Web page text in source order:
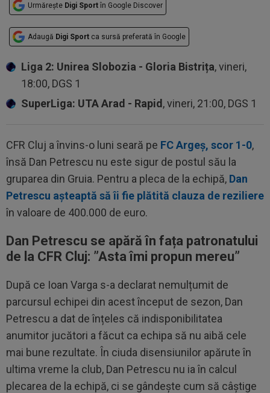
Urmărește Digi Sport în Google Discover
Adaugă Digi Sport ca sursă preferată în Google
Liga 2: Unirea Slobozia - Gloria Bistrița, vineri,
18:00, DGS 1
SuperLiga: UTA Arad - Rapid, vineri, 21:00, DGS 1
CFR Cluj a învins-o luni seară pe FC Argeș, scor 1-0,
însă Dan Petrescu nu este sigur de postul său la
gruparea din Gruia. Pentru a pleca de la echipă, Dan
Petrescu așteaptă să îi fie plătită clauza de reziliere
în valoare de 400.000 de euro.
Dan Petrescu se apără în fața patronatului
de la CFR Cluj: ”Asta îmi propun mereu”
După ce Ioan Varga s-a declarat nemulțumit de
parcursul echipei din acest început de sezon, Dan
Petrescu a dat de înțeles că indisponibilitatea
anumitor jucători a făcut ca echipa să nu aibă cele
mai bune rezultate. În ciuda disensiunilor apărute în
ultima vreme la club, Dan Petrescu nu ia în calcul
plecarea de la echipă, ci se gândește cum să câștige